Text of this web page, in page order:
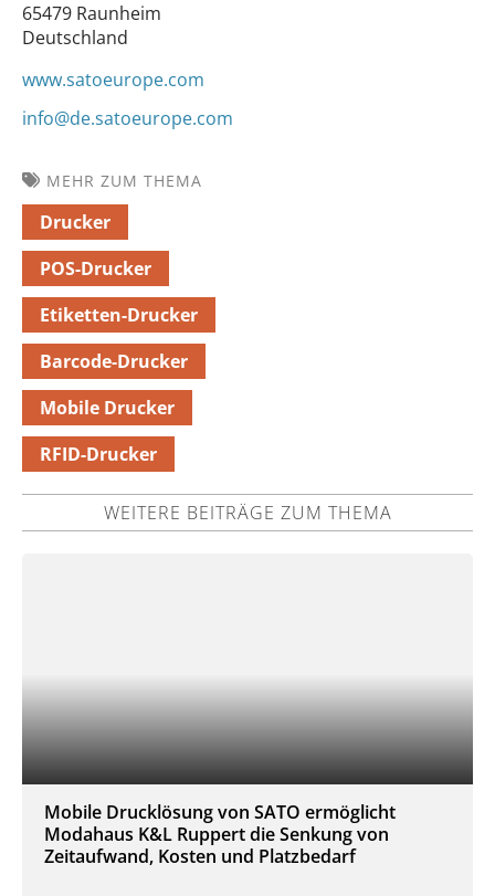
65479 Raunheim
Deutschland
www.satoeurope.com
info@de.satoeurope.com
MEHR ZUM THEMA
Drucker
POS-Drucker
Etiketten-Drucker
Barcode-Drucker
Mobile Drucker
RFID-Drucker
WEITERE BEITRÄGE ZUM THEMA
Mobile Drucklösung von SATO ermöglicht
Modahaus K&L Ruppert die Senkung von
Zeitaufwand, Kosten und Platzbedarf